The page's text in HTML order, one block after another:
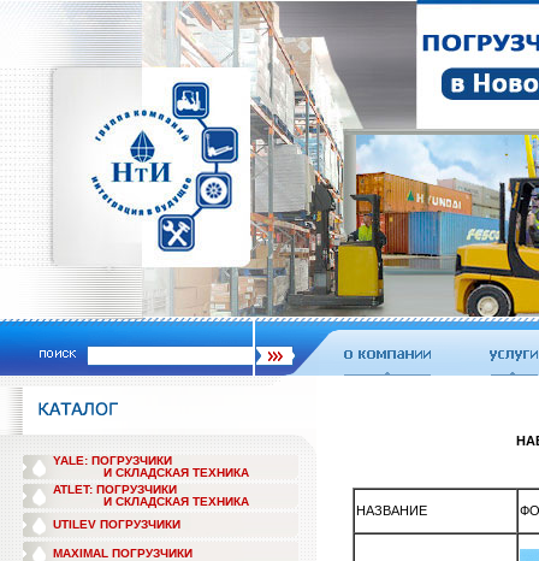
YALE: ПОГРУЗЧИКИ
И СКЛАДСКАЯ ТЕХНИКА
ATLET: ПОГРУЗЧИКИ
И СКЛАДСКАЯ ТЕХНИКА
UTILEV ПОГРУЗЧИКИ
MAXIMAL ПОГРУЗЧИКИ
НАЗВАНИЕ